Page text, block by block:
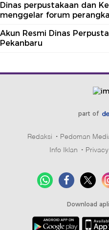
Dinas perpustakaan dan
menggelar forum
Akun Resmi Dinas
Pekanbaru
part of
Redaksi Pedoman
Info Iklan
Download